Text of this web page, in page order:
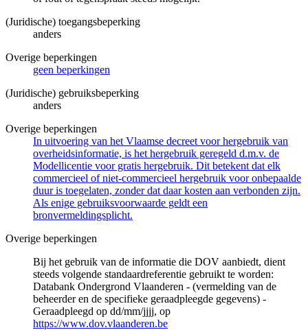
(Juridische) toegangsbeperking
anders
Overige beperkingen
geen beperkingen
(Juridische) gebruiksbeperking
anders
Overige beperkingen
In uitvoering van het Vlaamse decreet voor hergebruik van
overheidsinformatie, is het hergebruik geregeld d.m.v. de
Modellicentie voor gratis hergebruik. Dit betekent dat elk
commercieel of niet-commercieel hergebruik voor onbepaalde
duur is toegelaten, zonder dat daar kosten aan verbonden zijn.
Als enige gebruiksvoorwaarde geldt een
bronvermeldingsplicht.
Overige beperkingen
Bij het gebruik van de informatie die DOV aanbiedt, dient
steeds volgende standaardreferentie gebruikt te worden:
Databank Ondergrond Vlaanderen - (vermelding van de
beheerder en de specifieke geraadpleegde gegevens) -
Geraadpleegd op dd/mm/jjjj, op
https://www.dov.vlaanderen.be